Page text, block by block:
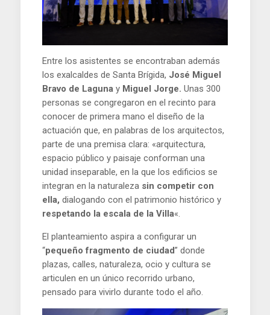
Entre los asistentes se encontraban además
los exalcaldes de Santa Brígida, José Miguel
Bravo de Lagunay Miguel Jorge.Unas 300
personas se congregaron en el recinto para
conocer de primera mano el diseño de la
actuación que, en palabras de los arquitectos,
parte de una premisa clara: «arquitectura,
espacio público y paisaje conforman una
unidad inseparable, en la que los edificios se
integran en la naturaleza sin competir con
ella, dialogando con el patrimonio histórico y
respetando la escala de la Villa«.
El planteamiento aspira a configurar un
“pequeño fragmento de ciudad” donde
plazas, calles, naturaleza, ocio y cultura se
articulen en un único recorrido urbano,
pensado para vivirlo durante todo el año.